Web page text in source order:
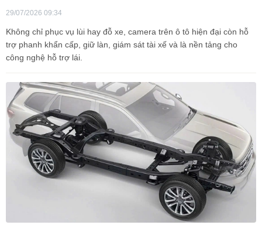
29/07/2026 09:34
Không chỉ phục vụ lùi hay đỗ xe, camera trên ô tô hiện đại còn hỗ
trợ phanh khẩn cấp, giữ làn, giám sát tài xế và là nền tảng cho
công nghệ hỗ trợ lái.